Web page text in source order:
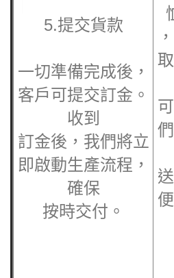
5.提交貨款
一切準備完成後，
客戶可提交訂金。
收到
訂金後，我們將立
即啟動生產流程，
確保
按時交付。